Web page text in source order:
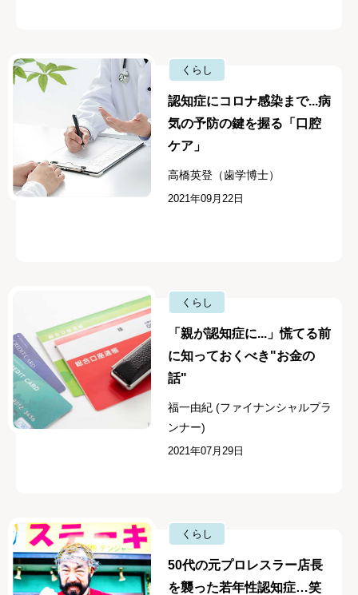
くらし
認知症にコロナ感染まで...病
気の予防の鍵を握る「口腔
ケア」
高橋英登（歯学博士）
2021年09月22日
くらし
「親が認知症に...」慌てる前
に知っておくべき"お金の
話"
福一由紀 (ファイナンシャルプラ
ンナー)
2021年07月29日
くらし
50代の元プロレスラー店長
を襲った若年性認知症…笑